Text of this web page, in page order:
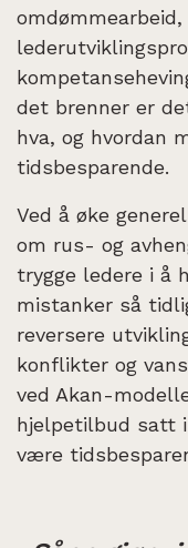
det brenner er
hva, og hvordan
tidsbesparende.
Ved å øke
om rus- og
trygge ledere i å
mistanker så
reversere
konflikter og
ved Akan-
hjelpetilbud satt
være